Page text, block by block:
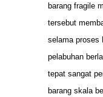
barang fragile
tersebut
selama proses
pelabuhan
tepat sangat
barang skala